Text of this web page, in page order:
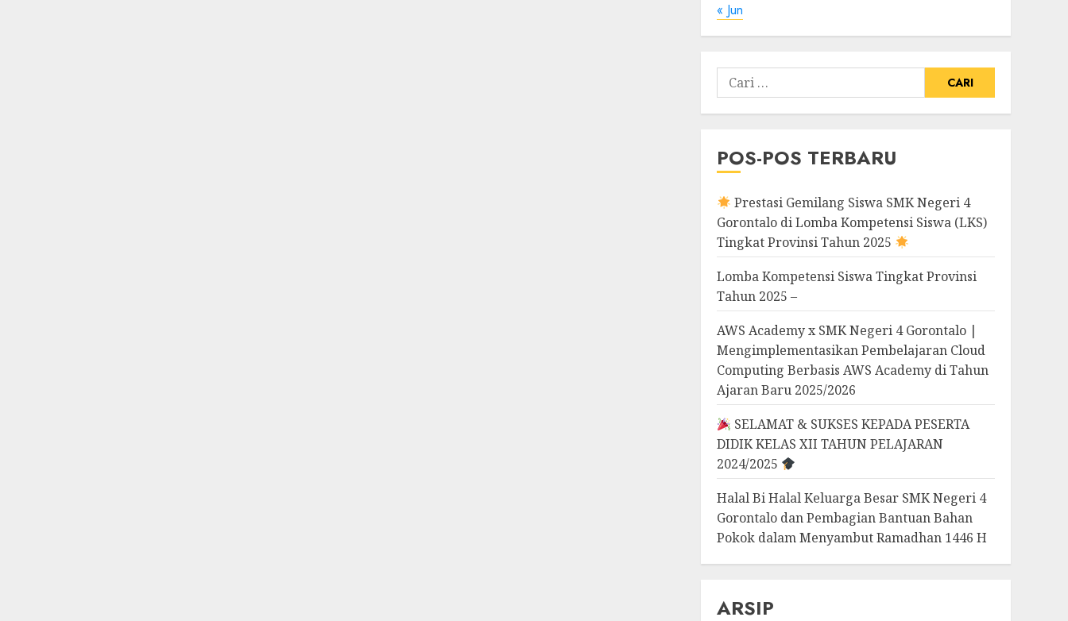
« Jun
Cari
untuk:
POS-POS TERBARU
Prestasi Gemilang Siswa SMK Negeri 4
Gorontalo di Lomba Kompetensi Siswa (LKS)
Tingkat Provinsi Tahun 2025
Lomba Kompetensi Siswa Tingkat Provinsi
Tahun 2025 –
AWS Academy x SMK Negeri 4 Gorontalo |
Mengimplementasikan Pembelajaran Cloud
Computing Berbasis AWS Academy di Tahun
Ajaran Baru 2025/2026
SELAMAT & SUKSES KEPADA PESERTA
DIDIK KELAS XII TAHUN PELAJARAN
2024/2025
Halal Bi Halal Keluarga Besar SMK Negeri 4
Gorontalo dan Pembagian Bantuan Bahan
Pokok dalam Menyambut Ramadhan 1446 H
ARSIP